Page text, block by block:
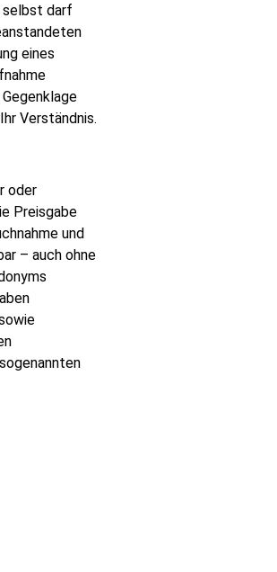
selbst darf
eines
Verständnis.
oder
Preisgabe
und
– auch ohne